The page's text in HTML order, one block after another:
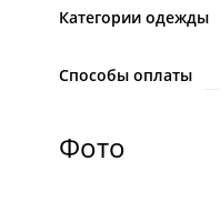
Категории одежды
Способы оплаты
Фото